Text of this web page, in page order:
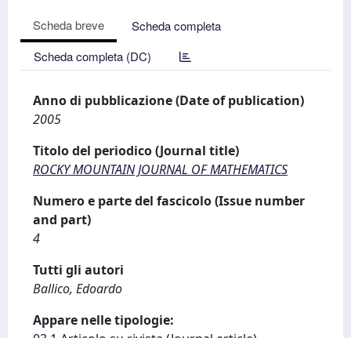
Scheda breve
Scheda completa
Scheda completa (DC)
Anno di pubblicazione (Date of publication)
2005
Titolo del periodico (Journal title)
ROCKY MOUNTAIN JOURNAL OF MATHEMATICS
Numero e parte del fascicolo (Issue number
and part)
4
Tutti gli autori
Ballico, Edoardo
Appare nelle tipologie: